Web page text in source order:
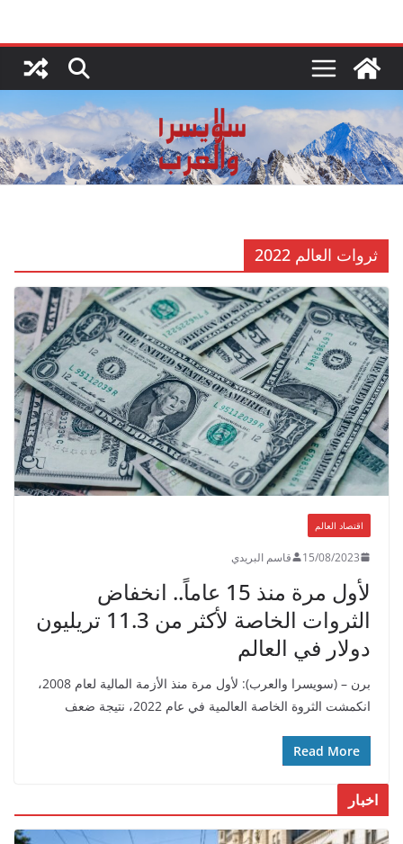
content
ثروات العالم 2022
اقتصاد العالم
15/08/2023 قاسم البريدي
لأول مرة منذ 15 عاماً.. انخفاض
الثروات الخاصة لأكثر من 11.3 تريليون
دولار في العالم
برن – (سويسرا والعرب): لأول مرة منذ الأزمة المالية لعام 2008،
انكمشت الثروة الخاصة العالمية في عام 2022، نتيجة ضعف
Read More
اخبار